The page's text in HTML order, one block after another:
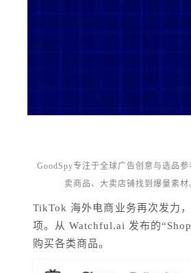
GoodSpy专注于全球广告创意与选品
卖商品、大卖店铺找到爆量素
TikTok 海外电商业务再次发力
项。从 Watchful.ai 发布的
购买各类商品。